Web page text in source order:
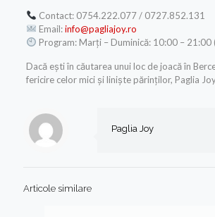
Contact: 0754.222.077 / 0727.852.131
Email:info@pagliajoy.ro
Program: Marți – Duminică: 10:00 – 21:00
Dacă ești în căutarea unui loc de joacă în
fericire celor mici și liniște părinților, Paglia
Paglia Joy
Articole similare